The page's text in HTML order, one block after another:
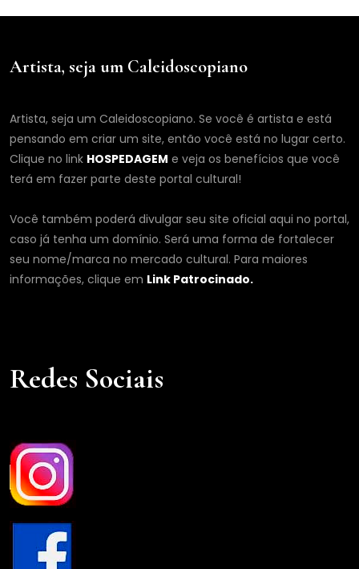
Artista, seja um Caleidoscopiano
Artista, seja um Caleidoscopiano. Se você é artista e está
pensando em criar um site, então você está no lugar certo.
Clique no link HOSPEDAGEM e veja os benefícios que você
terá em fazer parte deste portal cultural!
Você também poderá divulgar seu site oficial aqui no portal,
caso já tenha um domínio. Será uma forma de fortalecer
seu nome/marca no mercado cultural. Para maiores
informações, clique em Link Patrocinado.
Redes Sociais